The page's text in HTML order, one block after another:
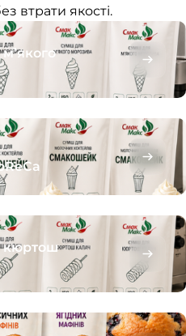
втрати якості.
кюртош